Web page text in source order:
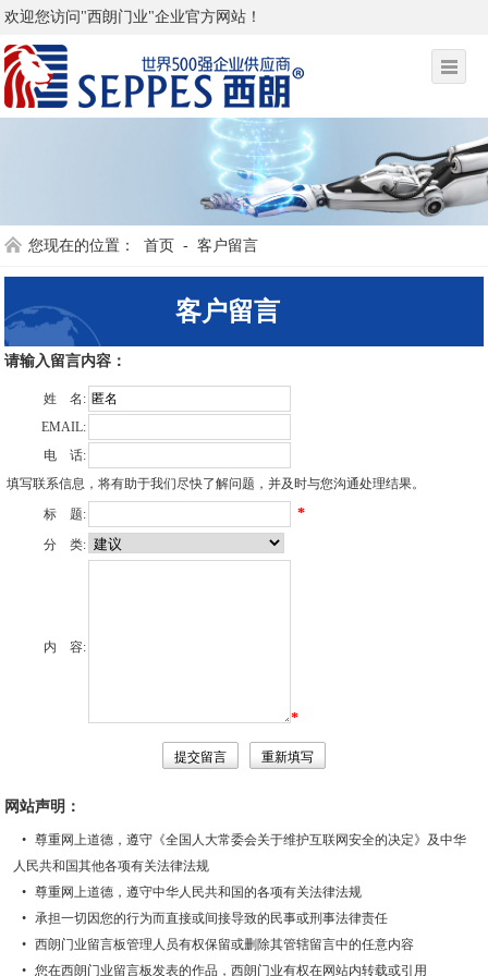
欢迎您访问"西朗门业"企业官方网站！
您现在的位置： 首页 - 客户留言
客户留言
请输入留言内容：
姓 名:
EMAIL:
电 话:
填写联系信息，将有助于我们尽快了解问题，并及时与您沟通处理结果。
标 题:
*
分 类:
内 容:
*
网站声明：
尊重网上道德，遵守《全国人大常委会关于维护互联网安全的决定》及中华
人民共和国其他各项有关法律法规
尊重网上道德，遵守中华人民共和国的各项有关法律法规
承担一切因您的行为而直接或间接导致的民事或刑事法律责任
西朗门业留言板管理人员有权保留或删除其管辖留言中的任意内容
您在西朗门业留言板发表的作品，西朗门业有权在网站内转载或引用